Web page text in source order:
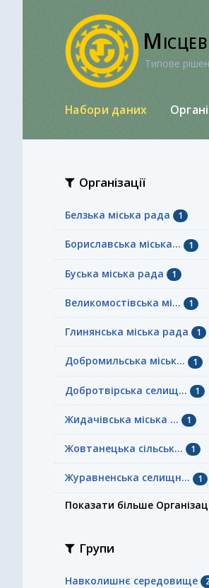
Типове
Набори даних
Організації
Белзька міська рада 1
Бориславська міська... 1
Буська міська рада 1
Великомостівська мі... 1
Глинянська міська рада 1
Добромильська міськ... 1
Добротвірська селищ... 1
Жидачівська міська ... 1
Жовтанецька сільськ... 1
Журавненська селищн... 1
Показати більше
Групи
Навколишнє середовище